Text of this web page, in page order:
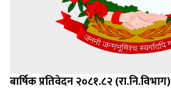
बार्षिक प्रतिवेदन २०८१.८२ (रा.नि.विभाग)